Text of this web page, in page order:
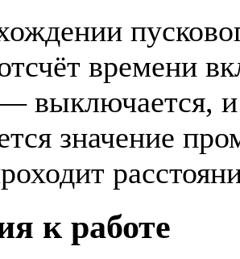
времени
выключается,
значение
к работе